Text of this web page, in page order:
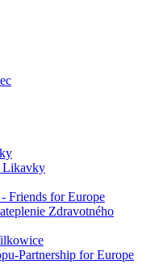
Likavky
Friends for Europe
Zdravotného
Partnership for Europe